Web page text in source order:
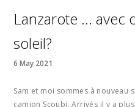
Lanzarote … avec
soleil?
6 May 2021
Sam et moi sommes à nouveau
camion Scoubi. Arrivés il y a